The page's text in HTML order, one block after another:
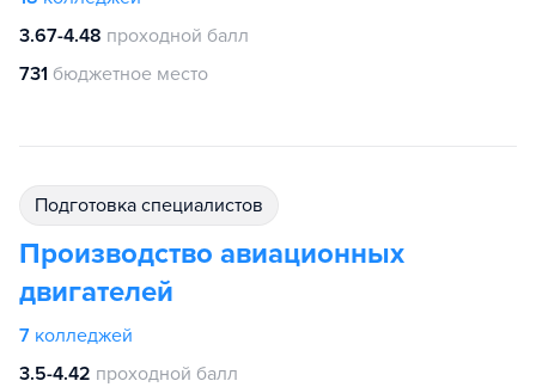
3.67-4.48 проходной балл
731 бюджетное место
подготовка специалистов
Производство авиационных
двигателей
7 колледжей
3.5-4.42 проходной балл